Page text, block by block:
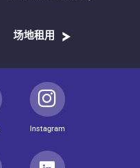
场地租用
Instagram